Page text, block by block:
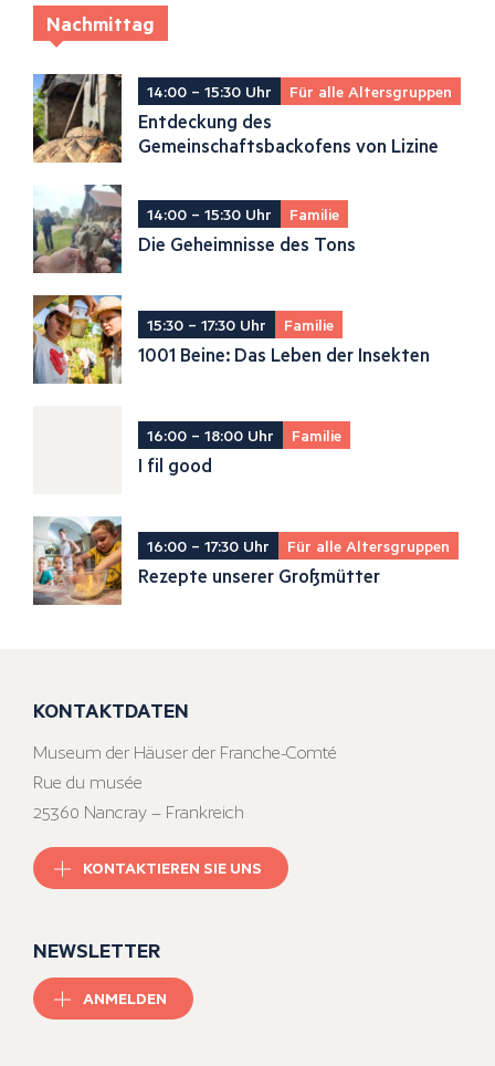
Nachmittag
14:00 – 15:30 Uhr Für alle Altersgruppen
Entdeckung des
Gemeinschaftsbackofens von Lizine
14:00 – 15:30 Uhr Familie
Die Geheimnisse des Tons
15:30 – 17:30 Uhr Familie
1001 Beine: Das Leben der Insekten
16:00 – 18:00 Uhr Familie
I fil good
16:00 – 17:30 Uhr Für alle Altersgruppen
Rezepte unserer Großmütter
KONTAKTDATEN
Museum der Häuser der Franche-Comté
Rue du musée
25360 Nancray – Frankreich
KONTAKTIEREN SIE UNS
NEWSLETTER
ANMELDEN